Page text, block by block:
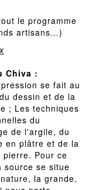
le programme
artisans...)
Chiva :
se fait au
dessin et de la
; Les techniques
du
de l'argile, du
en plâtre et de la
pierre. Pour ce
source se situe
la grande,